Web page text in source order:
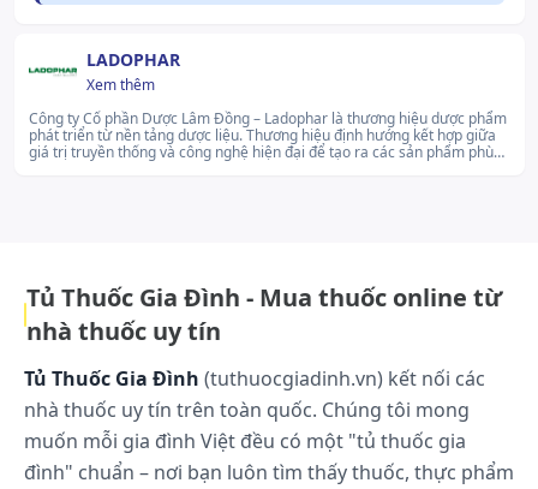
Nơi khô ráo thoáng mát, tránh ánh sắng mặt trời
LADOPHAR
Xem thêm
Công ty Cổ phần Dược Lâm Đồng – Ladophar là thương hiệu dược phẩm
phát triển từ nền tảng dược liệu. Thương hiệu định hướng kết hợp giữa
giá trị truyền thống và công nghệ hiện đại để tạo ra các sản phẩm phù
Tủ Thuốc Gia Đình - Mua thuốc online từ
nhà thuốc uy tín
Tủ Thuốc Gia Đình (tuthuocgiadinh.vn) kết nối các
nhà thuốc uy tín trên toàn quốc. Chúng tôi mong
muốn mỗi gia đình Việt đều có một "tủ thuốc gia
đình" chuẩn – nơi bạn luôn tìm thấy thuốc, thực phẩm